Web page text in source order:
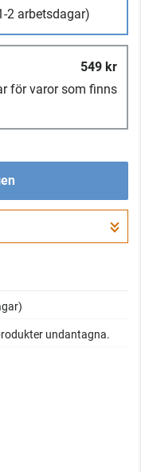
2 arbetsdagar)
549 kr
för varor som finns
undantagna.